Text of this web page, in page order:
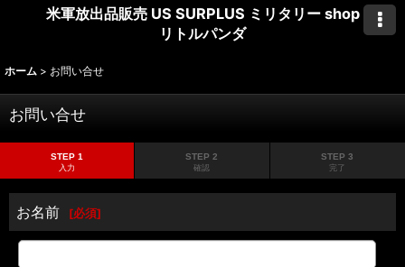
米軍放出品販売 US SURPLUS ミリタリー shop
リトルパンダ
ホーム > お問い合せ
お問い合せ
STEP 1
入力
STEP 2
確認
STEP 3
完了
お名前 [必須]